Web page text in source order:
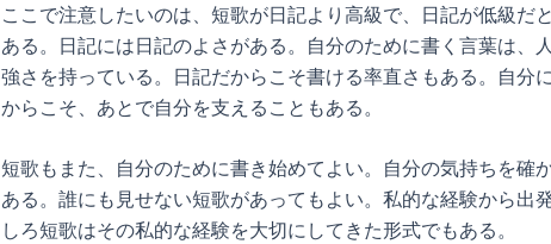
ここで注意したいのは、短歌が日記より高級で、日記が低級だ
ある。日記には日記のよさがある。自分のために書く言葉は、
強さを持っている。日記だからこそ書ける率直さもある。自分
からこそ、あとで自分を支えることもある。
短歌もまた、自分のために書き始めてよい。自分の気持ちを確
ある。誰にも見せない短歌があってもよい。私的な経験から出
しろ短歌はその私的な経験を大切にしてきた形式でもある。